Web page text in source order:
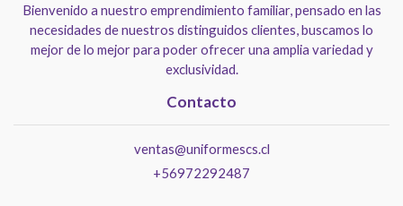
Bienvenido a nuestro emprendimiento familiar, pensado en las
necesidades de nuestros distinguidos clientes, buscamos lo
mejor de lo mejor para poder ofrecer una amplia variedad y
exclusividad.
Contacto
ventas@uniformescs.cl
+56972292487